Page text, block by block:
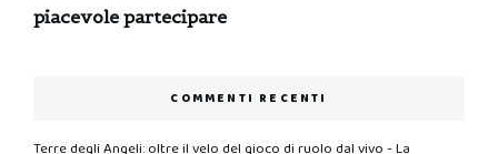
piacevole partecipare
COMMENTI RECENTI